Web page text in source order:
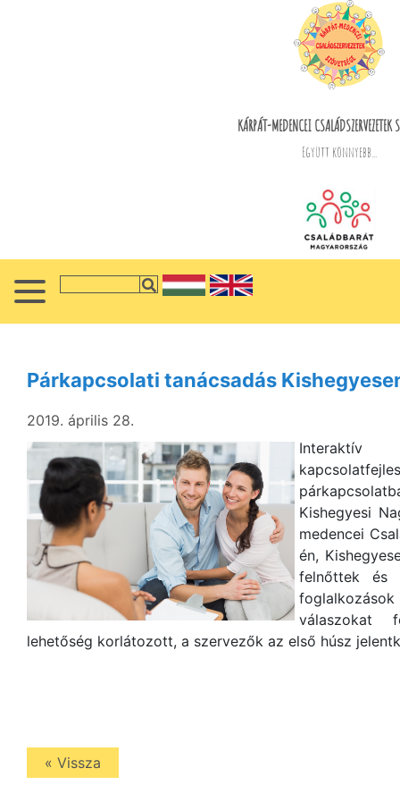
KÁRPÁT-MEDENCEI CSALÁDSZERVEZETEK
Együtt könnyebb...
Párkapcsolati tanácsadás
2019. április 28.
Interaktív
Kishegyesi
medencei
én,
felnőttek és
válaszokat
lehetőség korlátozott, a szervezők az első húsz
« Vissza